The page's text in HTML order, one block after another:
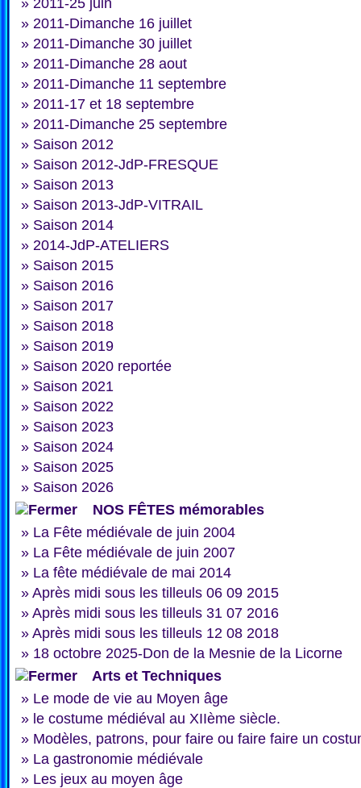
» 2011-25 juin
» 2011-Dimanche 16 juillet
» 2011-Dimanche 30 juillet
» 2011-Dimanche 28 aout
» 2011-Dimanche 11 septembre
» 2011-17 et 18 septembre
» 2011-Dimanche 25 septembre
» Saison 2012
» Saison 2012-JdP-FRESQUE
» Saison 2013
» Saison 2013-JdP-VITRAIL
» Saison 2014
» 2014-JdP-ATELIERS
» Saison 2015
» Saison 2016
» Saison 2017
» Saison 2018
» Saison 2019
» Saison 2020 reportée
» Saison 2021
» Saison 2022
» Saison 2023
» Saison 2024
» Saison 2025
» Saison 2026
NOS FÊTES mémorables
» La Fête médiévale de juin 2004
» La Fête médiévale de juin 2007
» La fête médiévale de mai 2014
» Après midi sous les tilleuls 06 09 2015
» Après midi sous les tilleuls 31 07 2016
» Après midi sous les tilleuls 12 08 2018
» 18 octobre 2025-Don de la Mesnie de la Licorne
Arts et Techniques
» Le mode de vie au Moyen âge
» le costume médiéval au XIIème siècle.
» Modèles, patrons, pour faire ou faire faire un
» La gastronomie médiévale
» Les jeux au moyen âge